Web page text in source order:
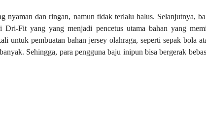
nyaman dan ringan, namun tidak terlalu halus. Selanjutnya,
Fit yang yang menjadi pencetus utama bahan yang
untuk pembuatan bahan jersey olahraga, seperti sepak bola
Sehingga, para pengguna baju inipun bisa bergerak